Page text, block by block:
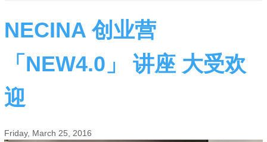
NECINA 创业营
「NEW4.0」 讲座 大受欢
迎
Friday, March 25, 2016